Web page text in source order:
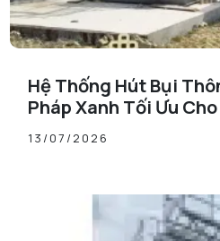
Hệ Thống Hút Bụi
Pháp Xanh Tối Ưu
Hiện Đại
13/07/2026